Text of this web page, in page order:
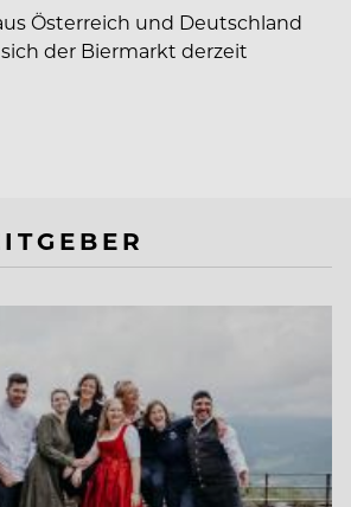
Österreich und Deutschland
der Biermarkt derzeit